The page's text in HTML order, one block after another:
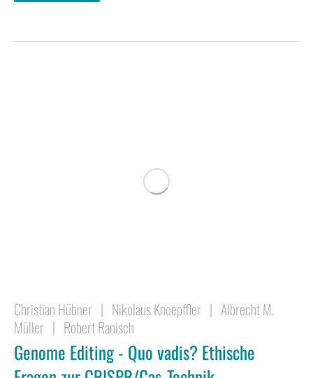
Christian Hübner | Nikolaus Knoepffler | Albrecht M.
Müller | Robert Ranisch
Genome Editing - Quo vadis? Ethische